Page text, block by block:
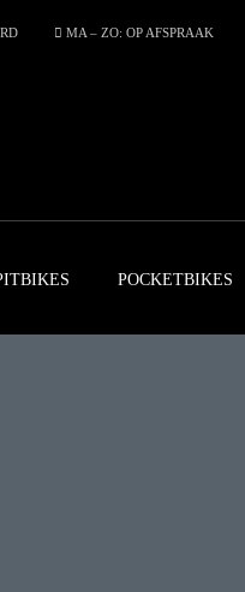
MA – ZO: OP AFSPRAAK
POCKETBIKES